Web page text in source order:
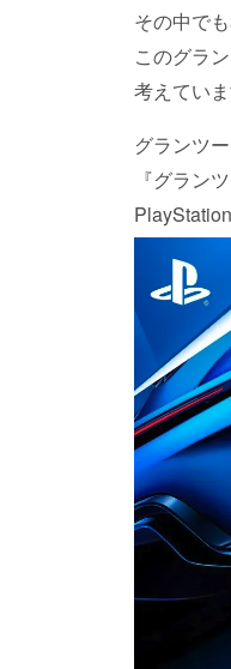
その中で
このグラ
考えていま
グランツ
『グラン